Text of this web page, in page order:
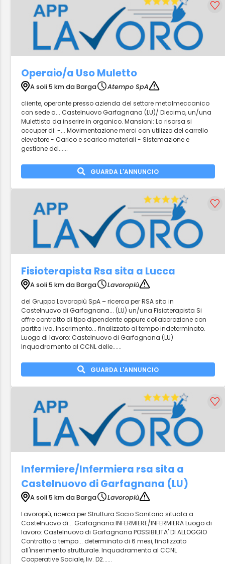
Operaio/a Uso Muletto
A soli 5 km da Barga
Atempo SpA
cliente, operante presso azienda del settore metalmeccanico
con sede a... Castelnuovo Garfagnana (LU)/ Diecimo, un/una
Mulettista da inserire in organico. Mansioni: La risorsa si
occuper di: -... Movimentazione merci con utilizzo del carrello
elevatore - Carico e scarico materiali - Sistemazione e
gestione del......
GUARDA L'ANNUNCIO
Fisioterapista Rsa sita a Lucca
A soli 5 km da Barga
Lavoropiù
del Gruppo Lavoropiù SpA – ricerca per RSA sita in
Castelnuovo di Garfagnana... (LU) un/una Fisioterapista Si
offre contratto di tipo dipendente oppure collaborazione con
partita iva. Inserimento... finalizzato al tempo indeterminato.
Luogo di lavoro: Castelnuovo di Garfagnana (LU)
Inquadramento al CCNL delle......
GUARDA L'ANNUNCIO
Infermiere/Infermiera rsa sita a
Castelnuovo di Garfagnana (LU)
A soli 5 km da Barga
Lavoropiù
Lavoropiù, ricerca per Struttura Socio Sanitaria situata a
Castelnuovo di... Garfagnana:INFERMIERE/INFERMIERA Luogo di
lavoro: Castelnuovo di Garfagnana POSSIBILITA' DI ALLOGGIO
Contratto a tempo... determinato di 6 mesi, finalizzato
all'inserimento strutturale. Inquadramento al CCNL
Cooperative Sociale, liv. D2......